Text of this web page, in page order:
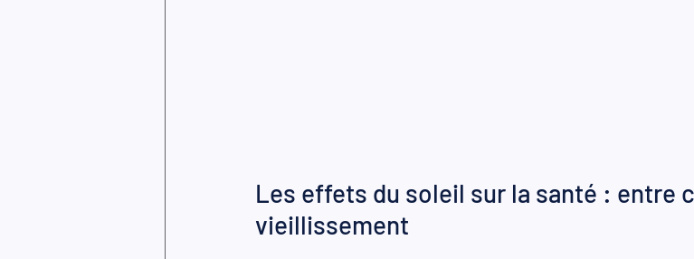
Les effets du soleil sur la santé : entre
vieillissement